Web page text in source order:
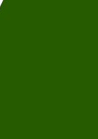
for
har de vært en
først. Barn skal